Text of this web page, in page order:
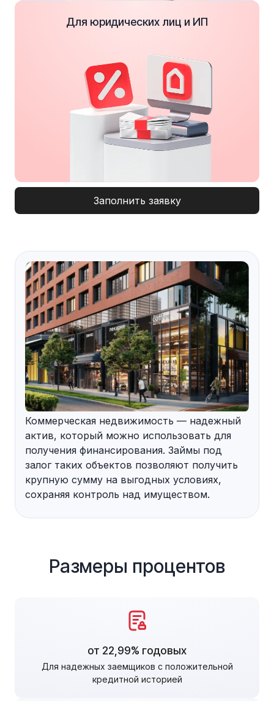
Для юридических лиц и ИП
Заполнить заявку
Коммерческая недвижимость — надежный
актив, который можно использовать для
получения финансирования. Займы под
залог таких объектов позволяют получить
крупную сумму на выгодных условиях,
сохраняя контроль над имуществом.
Размеры процентов
от 22,99% годовых
Для надежных заемщиков с положительной
кредитной историей